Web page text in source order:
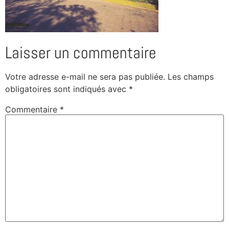
Laisser un commentaire
Votre adresse e-mail ne sera pas publiée. Les champs
obligatoires sont indiqués avec *
Commentaire *